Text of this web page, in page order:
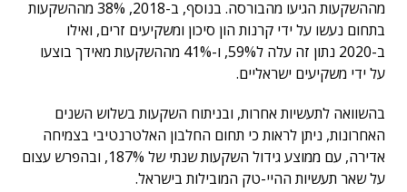
מההשקעות הגיעו מהבורסה. בנוסף, ב-2018, 38% מההשקעות
בתחום נעשו על ידי קרנות הון סיכון ומשקיעים זרים, ואילו
ב-2020 נתון זה עלה ל59%, ו-41% מההשקעות מאידך בוצעו
על ידי משקיעים ישראליים.
בהשוואה לתעשיות אחרות, ובניתוח השקעות בשלוש השנים
האחרונות, ניתן לראות כי תחום החלבון האלטרנטיבי בצמיחה
אדירה, עם ממוצע גידול השקעות שנתי של 187%, ובהפרש עצום
על שאר תעשיות ההיי-טק המובילות בישראל.